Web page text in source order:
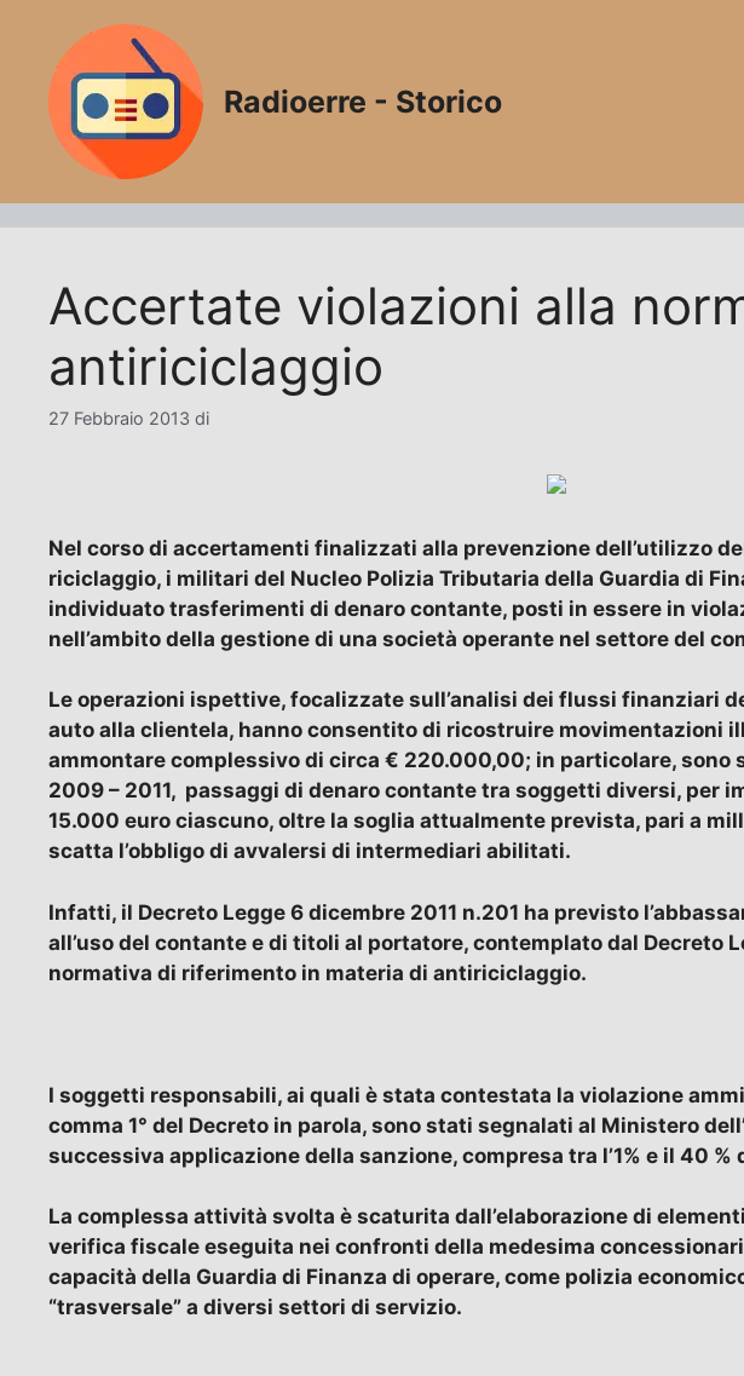
contenuto
Radioerre - Storico
Accertate violazioni alla
antiriciclaggio
27 Febbraio 2013 di
Nel corso di accertamenti finalizzati alla prevenzione dell’utilizzo
riciclaggio, i militari del Nucleo Polizia Tributaria della Guardia di
individuato trasferimenti di denaro contante, posti in essere in
nell’ambito della gestione di una società operante nel settore del
Le operazioni ispettive, focalizzate sull’analisi dei flussi finanziari
auto alla clientela, hanno consentito di ricostruire movimentazioni
ammontare complessivo di circa € 220.000,00; in particolare,
2009 – 2011, passaggi di denaro contante tra soggetti diversi, per
15.000 euro ciascuno, oltre la soglia attualmente prevista, pari a
scatta l’obbligo di avvalersi di intermediari abilitati.
Infatti, il Decreto Legge 6 dicembre 2011 n.201 ha previsto
all’uso del contante e di titoli al portatore, contemplato dal Decreto
normativa di riferimento in materia di antiriciclaggio.
I soggetti responsabili, ai quali è stata contestata la violazione
comma 1° del Decreto in parola, sono stati segnalati al Ministero
successiva applicazione della sanzione, compresa tra l’1% e il 40
La complessa attività svolta è scaturita dall’elaborazione di
verifica fiscale eseguita nei confronti della medesima
capacità della Guardia di Finanza di operare, come polizia
“trasversale” a diversi settori di servizio.